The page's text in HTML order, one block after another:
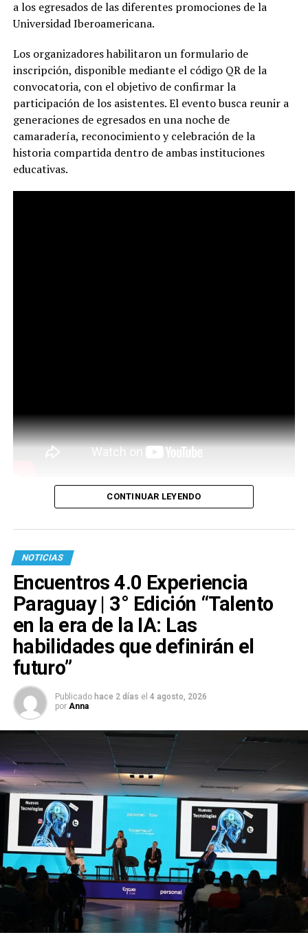
a los egresados de las diferentes promociones de la
Universidad Iberoamericana.
Los organizadores habilitaron un formulario de
inscripción, disponible mediante el código QR de la
convocatoria, con el objetivo de confirmar la
participación de los asistentes. El evento busca reunir a
generaciones de egresados en una noche de
camaradería, reconocimiento y celebración de la
historia compartida dentro de ambas instituciones
educativas.
CONTINUAR LEYENDO
NOTICIAS
Encuentros 4.0 Experiencia
Paraguay | 3° Edición “Talento
en la era de la IA: Las
habilidades que definirán el
futuro”
Publicado hace 2 días el 4 agosto, 2026
por Anna